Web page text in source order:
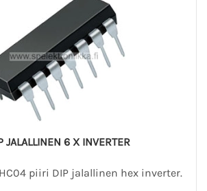
6 X INVERTER
piiri DIP jalallinen hex inverter.